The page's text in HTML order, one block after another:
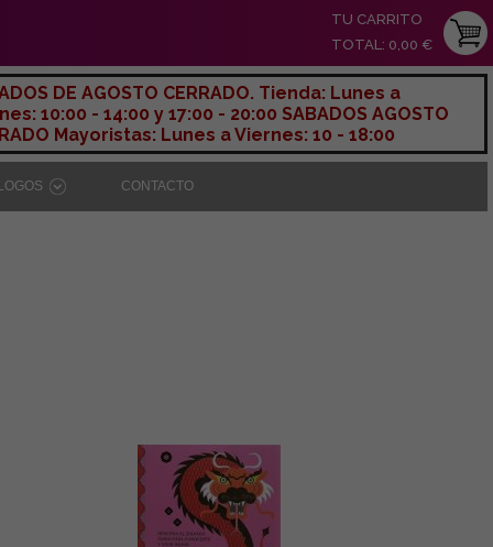
TU CARRITO
TOTAL: 0,00 €
DE AGOSTO CERRADO. Tienda: Lunes a
10:00 - 14:00 y 17:00 - 20:00 SABADOS AGOSTO
Mayoristas: Lunes a Viernes: 10 - 18:00
CONTACTO